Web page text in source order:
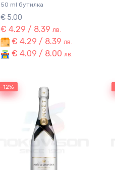
50 ml бутилка
€ 5.00
€ 4.29 / 8.39 лв.
€ 4.29 / 8.39 лв.
€ 4.09 / 8.00 лв.
-12%
-12%